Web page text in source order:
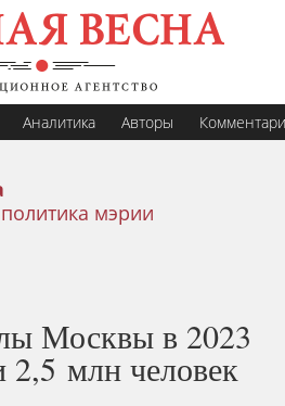
Аналитика Авторы
мэрии
Москвы в 2023
2,5 млн человек